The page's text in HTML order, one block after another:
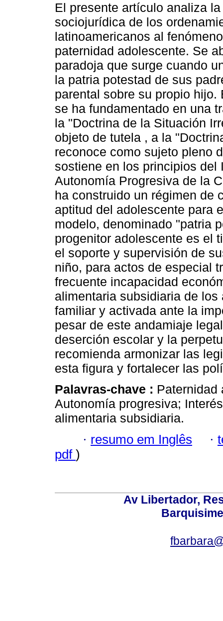
El presente artículo analiza
sociojurídica de los
latinoamericanos al
paternidad adolescente. Se
paradoja que surge cuando
la patria potestad de sus
parental sobre su propio
se ha fundamentado en una
la "Doctrina de la Situación
objeto de tutela , a la
reconoce como sujeto pleno
sostiene en los principios del
Autonomía Progresiva de la
ha construido un régimen de
aptitud del adolescente para
modelo, denominado "patria
progenitor adolescente es el
el soporte y supervisión de
niño, para actos de especial
frecuente incapacidad
alimentaria subsidiaria de
familiar y activada ante la
pesar de este andamiaje
deserción escolar y la
recomienda armonizar las
esta figura y fortalecer las
Palavras-chave : Paternidad
Autonomía progresiva;
alimentaria subsidiaria.
· resumo em Inglês ·
pdf )
Av Libertador,